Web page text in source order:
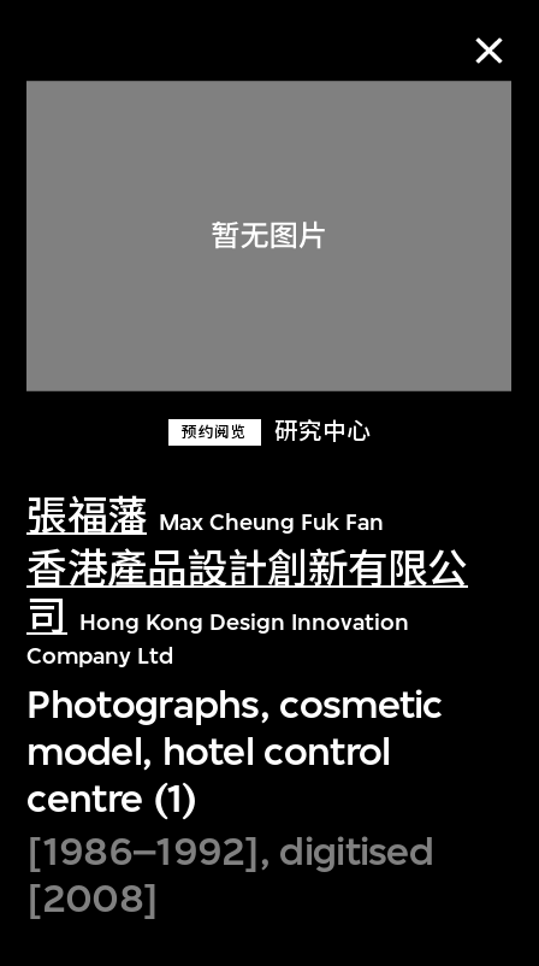
预约阅览 研究中心
張福藩 Max Cheung Fuk Fan
香港產品設計創新有限公
司
Hong Kong Design Innovation
Company Ltd
Photographs, cosmetic
model, hotel control
centre (1)
[1986–1992], digitised
[2008]
关于M+藏品
探索世界顶级的二十及二十一世纪视觉
文化藏品。